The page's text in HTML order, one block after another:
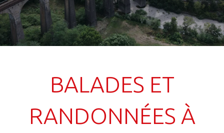
BALADES ET
RANDONNÉES À